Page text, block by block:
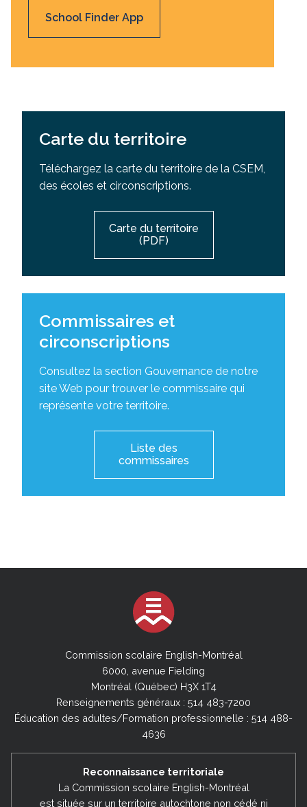
School Finder App
Carte du territoire
Téléchargez la carte du territoire de la CSEM,
des écoles et circonscriptions.
Carte du territoire
(PDF)
Commissaires et
circonscriptions
Consultez la section Gouvernance de notre
site Web pour trouver le commissaire qui
représente votre territoire.
Liste des
commissaires
Commission scolaire English-Montréal
6000, avenue Fielding
Montréal (Québec) H3X 1T4
Renseignements généraux : 514 483-7200
Éducation des adultes/Formation professionnelle : 514 488-
4636
Reconnaissance territoriale
La Commission scolaire English-Montréal
est située sur un territoire autochtone non cédé ni